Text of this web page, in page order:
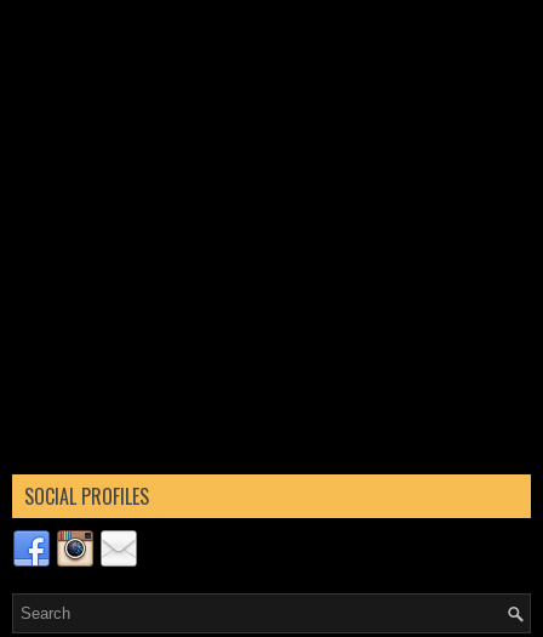
SOCIAL PROFILES